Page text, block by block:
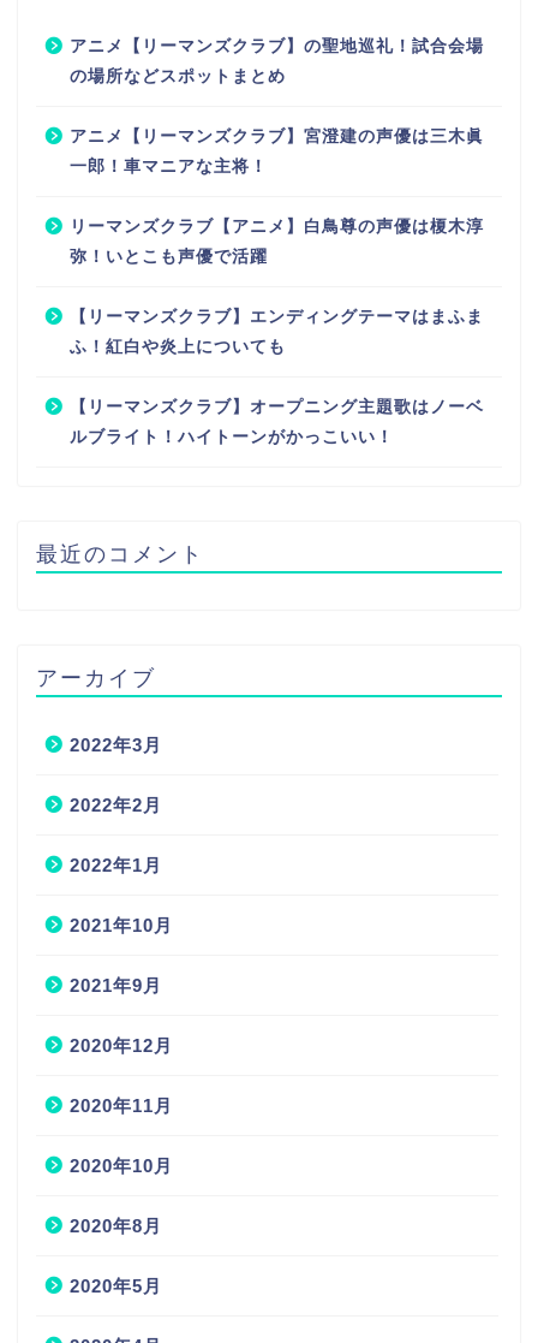
アニメ【リーマンズクラブ】の聖地巡礼！試合会場
の場所などスポットまとめ
アニメ【リーマンズクラブ】宮澄建の声優は三木眞
一郎！車マニアな主将！
リーマンズクラブ【アニメ】白鳥尊の声優は榎木淳
弥！いとこも声優で活躍
【リーマンズクラブ】エンディングテーマはまふま
ふ！紅白や炎上についても
【リーマンズクラブ】オープニング主題歌はノーベ
ルブライト！ハイトーンがかっこいい！
最近のコメント
アーカイブ
2022年3月
2022年2月
2022年1月
2021年10月
2021年9月
2020年12月
2020年11月
2020年10月
2020年8月
2020年5月